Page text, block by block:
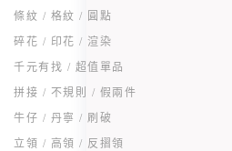
條紋 / 格紋 / 圓點
碎花 / 印花 / 渲染
千元有找 / 超值單品
拼接 / 不規則 / 假兩件
牛仔 / 丹寧 / 刷破
立領 / 高領 / 反摺領